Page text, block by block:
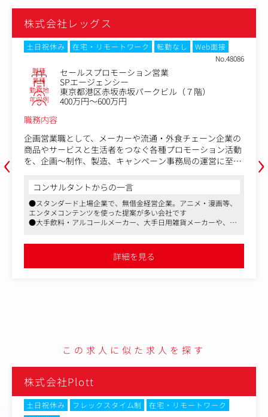
‹
株式会社レッグス
土日祝休み 在宅・リモートワーク 転勤なし
Web面接
No.81965
職種 総合職
業種 SPエージェンシー
勤務地 東京都港区赤坂赤坂パークビル（７階）
年収例
400万円～466万円
職務内容
・クライアントからの依頼・打ち合わせ
来店促進や認知拡大など、課題をヒアリング
・企画立案・プレゼンテーション
で提案。
・制作・進行管理
制作部門や協力会社と連携し、企画を形に。
・実施・効果検証
キャンペーンを実施し、反響やデータを分析。
入社後はまず、業界や会社の基礎知識を学ぶ導入研修から
2年目以降は、大手クライアントを担当して企画提案をリ
ード。3～5年目には実力次第で、チームをまとめるマネー
ジャーへとキャリアアップが可能です。
実際に3年で昇格した先輩も在籍しており、企画から実行
まで幅広く経験しながら、着実にスキルを伸ばしていける
環境です。
コンサルタントからの一言
●スタンダード上場企業で、無借金経営企業。アニメ・漫画等、
エンタメコンテンツを使った提案が多い会社です
●大手飲料・アルコールメーカー、大手日用雑貨メーカーや、レ
詳細を見る
›
この求人に似た求人を探す
スタイム制 在宅・リモートワーク 土日祝休み